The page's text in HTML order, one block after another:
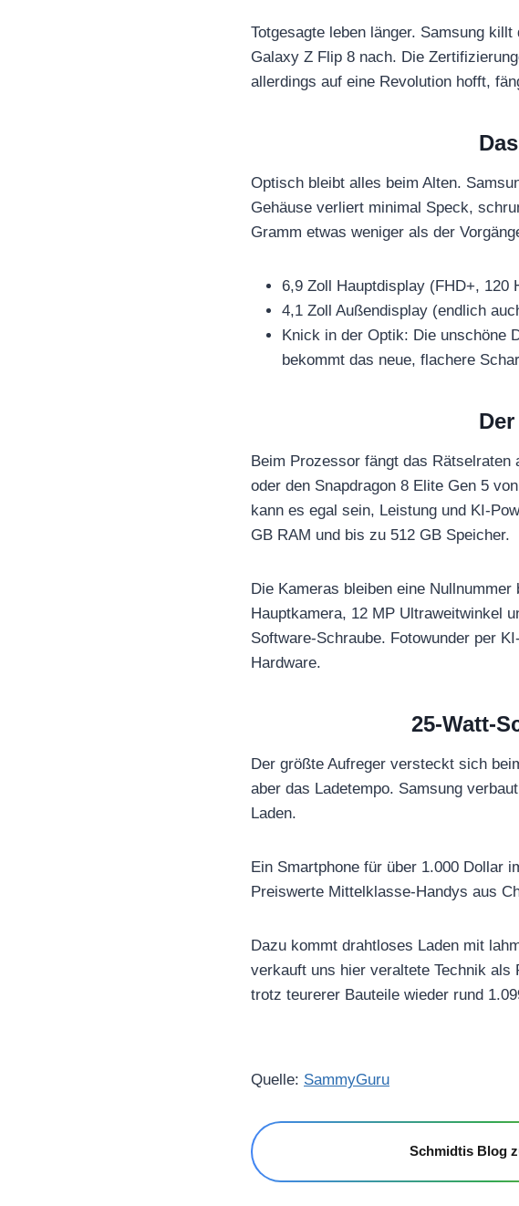
Totgesagte leben länger. Samsung
Galaxy Z Flip 8 nach. Die
allerdings auf eine Revolution hofft,
Optisch bleibt alles beim Alten.
Gehäuse verliert minimal Speck,
Gramm etwas weniger als der
6,9 Zoll Hauptdisplay (FHD+, 120
4,1 Zoll Außendisplay (endlich
Knick in der Optik: Die unschöne
bekommt das neue, flachere
Beim Prozessor fängt das Rätselraten
oder den Snapdragon 8 Elite Gen 5
kann es egal sein, Leistung und KI-
GB RAM und bis zu 512 GB Speicher.
Die Kameras bleiben eine
Hauptkamera, 12 MP Ultraweitwinkel
Software-Schraube. Fotowunder per
Hardware.
25-Watt-
Der größte Aufreger versteckt sich
aber das Ladetempo. Samsung
Laden.
Ein Smartphone für über 1.000 Dollar
Preiswerte Mittelklasse-Handys aus
Dazu kommt drahtloses Laden mit
verkauft uns hier veraltete Technik
trotz teurerer Bauteile wieder rund
Quelle: SammyGuru
Schmidtis Blog